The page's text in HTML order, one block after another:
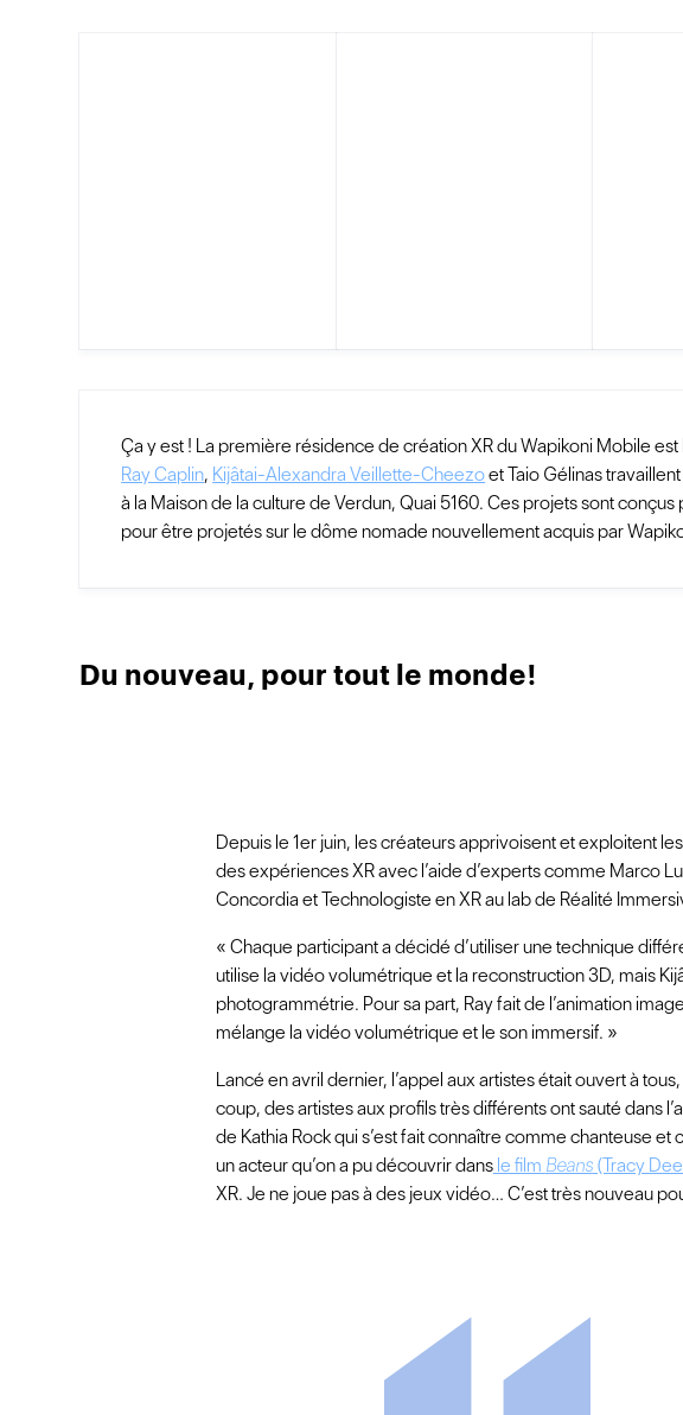
Ça y est ! La première résidence de création XR du Wapikoni Mobile
Ray Caplin, Kijâtai-Alexandra Veillette-Cheezoet Taio Gélinas
à la Maison de la culture de Verdun, Quai 5160. Ces projets sont
pour être projetés sur le dôme nomade nouvellement acquis par
Du nouveau, pour tout le monde!
Depuis le 1er juin, les créateurs apprivoisent et exploitent
des expériences XR avec l’aide d’experts comme Marco
Concordia et Technologiste en XR au lab de Réalité
« Chaque participant a décidé d’utiliser une technique
utilise la vidéo volumétrique et la reconstruction 3D, mais
photogrammétrie. Pour sa part, Ray fait de l’animation
mélange la vidéo volumétrique et le son immersif. »
Lancé en avril dernier, l’appel aux artistes était ouvert à
coup, des artistes aux profils très différents ont sauté dans
de Kathia Rock qui s’est fait connaître comme chanteuse et
un acteur qu’on a pu découvrir dansle film Beans(Tracy
XR. Je ne joue pas à des jeux vidéo… C’est très nouveau